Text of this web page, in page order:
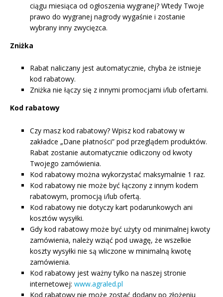
ciągu miesiąca od ogłoszenia wygranej? Wtedy Twoje
prawo do wygranej nagrody wygaśnie i zostanie
wybrany inny zwycięzca.
Zniżka
Rabat naliczany jest automatycznie, chyba że istnieje
kod rabatowy.
Zniżka nie łączy się z innymi promocjami i/lub ofertami.
Kod rabatowy
Czy masz kod rabatowy? Wpisz kod rabatowy w
zakładce „Dane płatności” pod przeglądem produktów.
Rabat zostanie automatycznie odliczony od kwoty
Twojego zamówienia.
Kod rabatowy można wykorzystać maksymalnie 1 raz.
Kod rabatowy nie może być łączony z innym kodem
rabatowym, promocją i/lub ofertą.
Kod rabatowy nie dotyczy kart podarunkowych ani
kosztów wysyłki.
Gdy kod rabatowy może być użyty od minimalnej kwoty
zamówienia, należy wziąć pod uwagę, że wszelkie
koszty wysyłki nie są wliczone w minimalną kwotę
zamówienia.
Kod rabatowy jest ważny tylko na naszej stronie
internetowej: www.agraled.pl
Kod rabatowy nie może zostać dodany po złożeniu